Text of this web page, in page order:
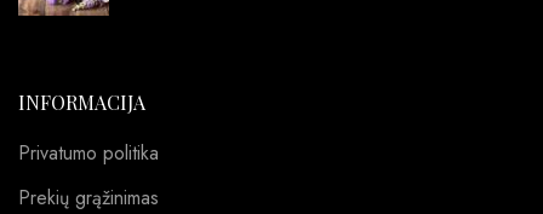
INFORMACIJA
Privatumo politika
Prekių grąžinimas